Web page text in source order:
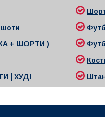
+ ШОРТИ )
| ХУДІ Ш